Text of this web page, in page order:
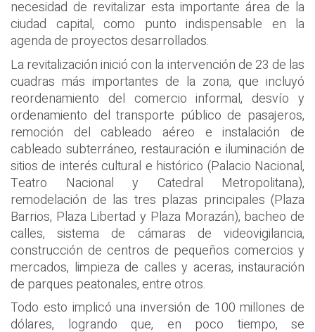
necesidad de revitalizar esta importante área de la
ciudad capital, como punto indispensable en la
agenda de proyectos desarrollados.
La revitalización inició con la intervención de 23 de las
cuadras más importantes de la zona, que incluyó
reordenamiento del comercio informal, desvío y
ordenamiento del transporte público de pasajeros,
remoción del cableado aéreo e instalación de
cableado subterráneo, restauración e iluminación de
sitios de interés cultural e histórico (Palacio Nacional,
Teatro Nacional y Catedral Metropolitana),
remodelación de las tres plazas principales (Plaza
Barrios, Plaza Libertad y Plaza Morazán), bacheo de
calles, sistema de cámaras de videovigilancia,
construcción de centros de pequeños comercios y
mercados, limpieza de calles y aceras, instauración
de parques peatonales, entre otros.
Todo esto implicó una inversión de 100 millones de
dólares, logrando que, en poco tiempo, se